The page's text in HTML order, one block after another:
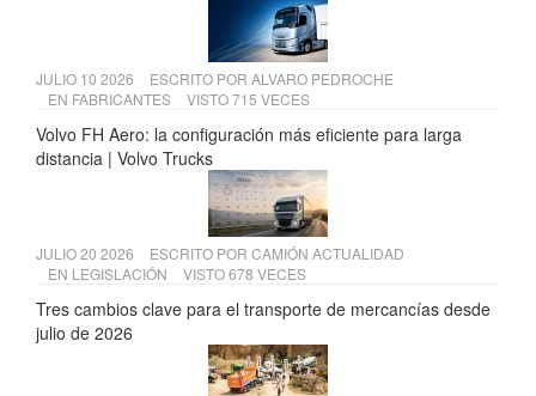
JULIO 10 2026 ESCRITO POR ALVARO PEDROCHE
EN FABRICANTES VISTO 715 VECES
Volvo FH Aero: la configuración más eficiente para larga
distancia | Volvo Trucks
JULIO 20 2026 ESCRITO POR CAMIÓN ACTUALIDAD
EN LEGISLACIÓN VISTO 678 VECES
Tres cambios clave para el transporte de mercancías desde
julio de 2026